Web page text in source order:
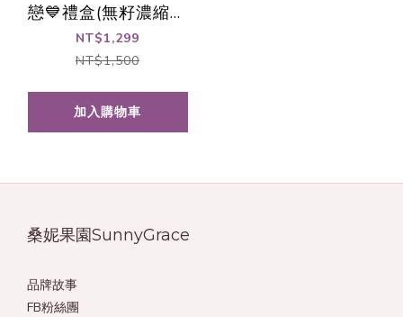
戀💙禮盒(無籽濃縮汁
+果凍)
NT$1,299
NT$1,500
加入購物車
桑妮果園SunnyGrace
品牌故事
FB粉絲團